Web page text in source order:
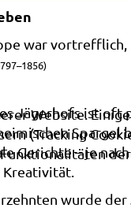
war vortrefflich,
Jägerhofs ist oft
Spargel
Gerichte – je
Kreativität.
wurde
Website.
(Tracking